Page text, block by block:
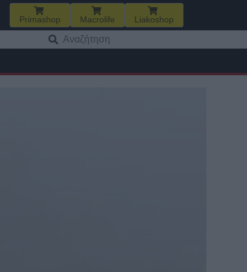
Primashop Macrolife Liakoshop
για: